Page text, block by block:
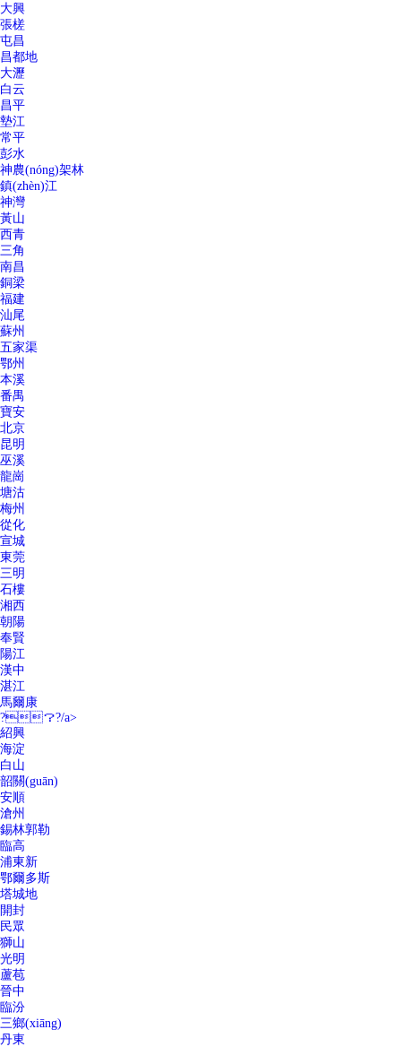
大興
張槎
屯昌
昌都地
大瀝
白云
昌平
墊江
常平
彭水
神農(nóng)架林
鎮(zhèn)江
神灣
黃山
西青
三角
南昌
銅梁
福建
汕尾
蘇州
五家渠
鄂州
本溪
番禺
寶安
北京
昆明
巫溪
龍崗
塘沽
梅州
從化
宣城
東莞
三明
石樓
湘西
朝陽
奉賢
陽江
漢中
湛江
馬爾康
?？?/a>
紹興
海淀
白山
韶關(guān)
安順
滄州
錫林郭勒
臨高
浦東新
鄂爾多斯
塔城地
開封
民眾
獅山
光明
蘆苞
晉中
臨汾
三鄉(xiāng)
丹東